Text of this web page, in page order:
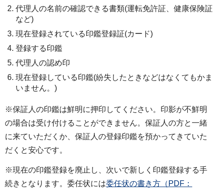
代理人の名前の確認できる書類(運転免許証、健康保険証
など)
現在登録されている印鑑登録証(カード)
登録する印鑑
代理人の認め印
現在登録している印鑑(紛失したときなどはなくてもかま
いません。)
※保証人の印鑑は鮮明に押印してください。印影が不鮮明
の場合は受け付けることができません。保証人の方と一緒
に来ていただくか、保証人の登録印鑑を預かってきていた
だくと安心です。
※現在の印鑑登録を廃止し、次いで新しく印鑑登録する手
続きとなります。委任状には委任状の書き方（PDF：